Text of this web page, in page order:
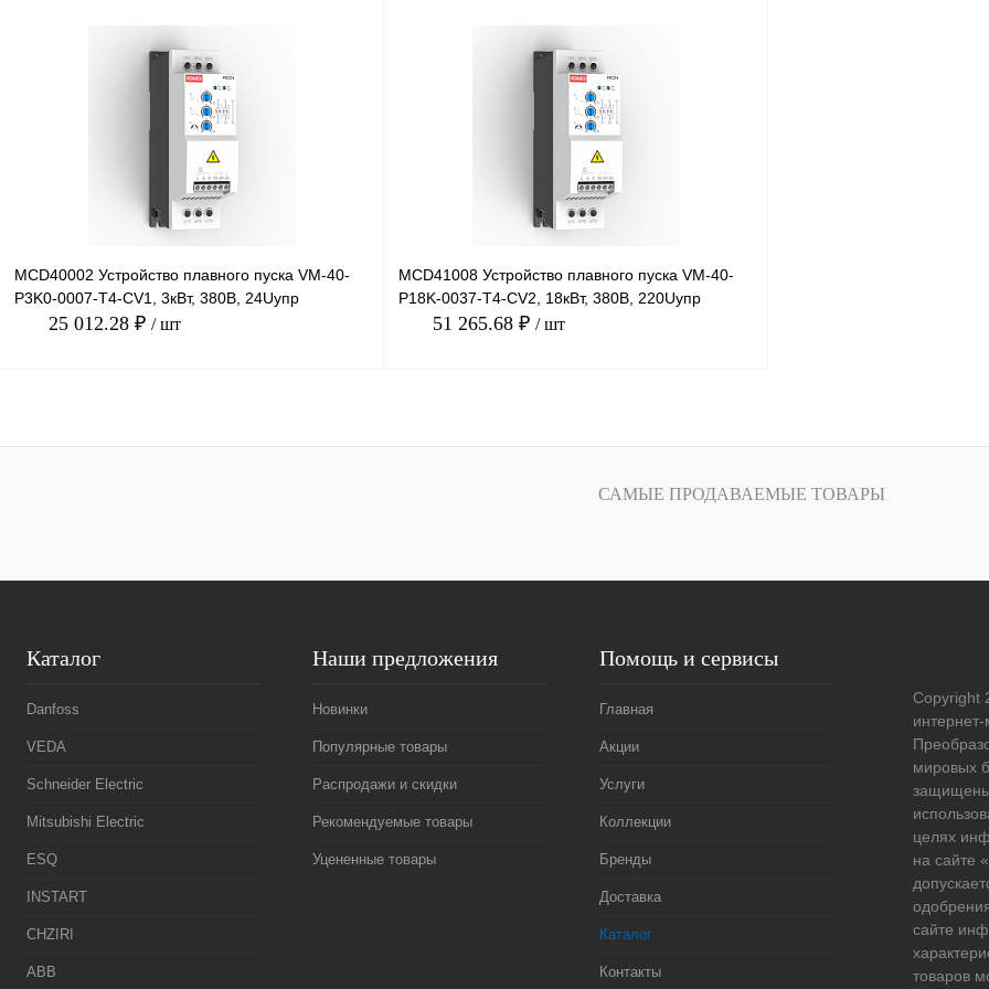
Сравнение
Под заказ
Сравнение
Под заказ
MCD40002 Устройство плавного пуска VM-40-
P3K0-0007-T4-CV1, 3кВт, 380В, 24Uупр
25 012.28 ₽ / шт
MCD41008 Устройство плавного пуска VM-40-
P18K-0037-T4-CV2, 18кВт, 380В, 220Uупр
51 265.68 ₽ / шт
САМЫЕ ПРОДАВАЕМЫЕ ТОВАРЫ
Каталог
Danfoss
VEDA
Schneider Electric
Mitsubishi Electric
ESQ
INSTART
CHZIRI
ABB
Наши предложения
Новинки
Популярные товары
Распродажи и скидки
Рекомендуемые товары
Уцененные товары
Помощь и сервисы
Главная
Акции
Услуги
Коллекции
Бренды
Доставка
Каталог
Контакты
Copyright
интернет-
мировых
целях
на сайте
сайте
товаров